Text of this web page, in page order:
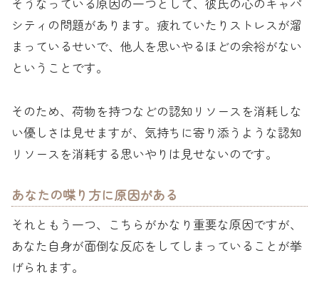
シティの問題があります。疲れていたりストレスが溜
まっているせいで、他人を思いやるほどの余裕がない
ということです。
そのため、荷物を持つなどの認知リソースを消耗しな
い優しさは見せますが、気持ちに寄り添うような認知
リソースを消耗する思いやりは見せないのです。
あなたの喋り方に原因がある
それともう一つ、こちらがかなり重要な原因ですが、
あなた自身が面倒な反応をしてしまっていることが挙
げられます。